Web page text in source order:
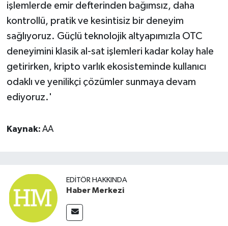
işlemlerde emir defterinden bağımsız, daha
kontrollü, pratik ve kesintisiz bir deneyim
sağlıyoruz. Güçlü teknolojik altyapımızla OTC
deneyimini klasik al-sat işlemleri kadar kolay hale
getirirken, kripto varlık ekosisteminde kullanıcı
odaklı ve yenilikçi çözümler sunmaya devam
ediyoruz.'
Kaynak: AA
EDITÖR HAKKINDA
Haber Merkezi